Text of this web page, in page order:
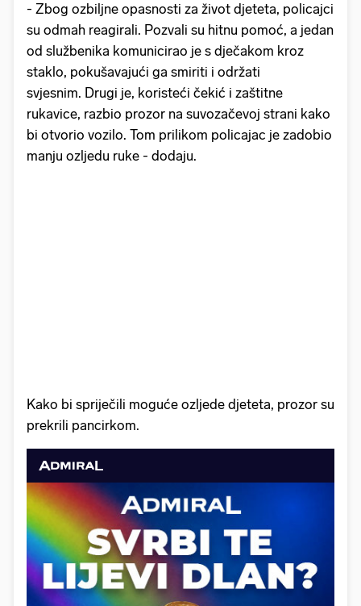
- Zbog ozbiljne opasnosti za život djeteta, policajci
su odmah reagirali. Pozvali su hitnu pomoć, a jedan
od službenika komunicirao je s dječakom kroz
staklo, pokušavajući ga smiriti i održati
svjesnim. Drugi je, koristeći čekić i zaštitne
rukavice, razbio prozor na suvozačevoj strani kako
bi otvorio vozilo. Tom prilikom policajac je zadobio
manju ozljedu ruke - dodaju.
Kako bi spriječili moguće ozljede djeteta, prozor su
prekrili pancirkom.